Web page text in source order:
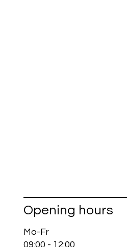
Opening hours
Mo-Fr
09:00 - 12:00